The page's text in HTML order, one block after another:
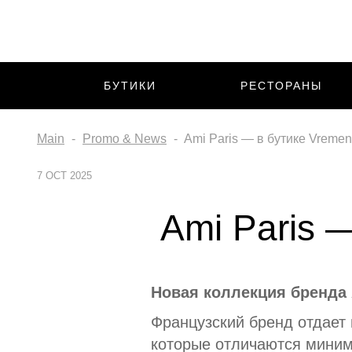
БУТИКИ РЕСТОРАНЫ
Main Promo & News Ami Paris — в бутике
7 OCT 2025
Ami Paris
Новая коллекция
Французский бренд
которые отличаются